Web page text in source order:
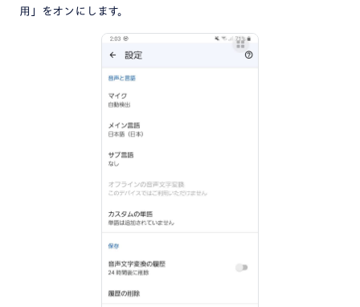
用」をオンにします。